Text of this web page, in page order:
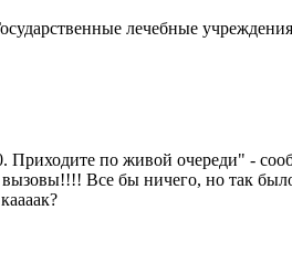
лечебные
Приходите по живой очереди" -
вызовы!!!! Все бы ничего, но